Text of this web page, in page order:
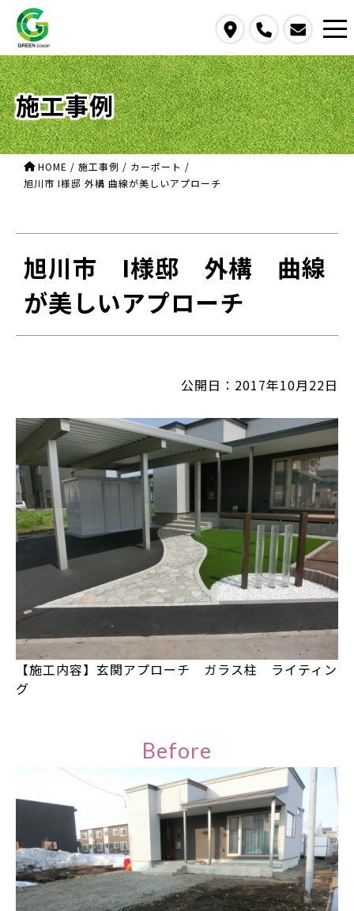
contact us
施工事例
HOME / 施工事例 / カーポート /
旭川市 I様邸 外構 曲線が美しいアプローチ
旭川市 I様邸 外構 曲線
が美しいアプローチ
公開日：2017年10月22日
【施工内容】玄関アプローチ ガラス柱 ライティン
グ